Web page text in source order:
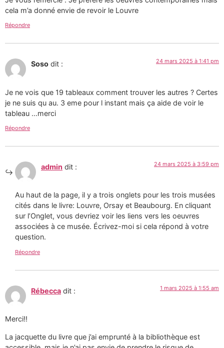
cela m’a donné envie de revoir le Louvre
Répondre
Soso dit : 24 mars 2025 à 1:41 pm
Je ne vois que 19 tableaux comment trouver les autres ? Certes
je ne suis qu au. 3 eme pour l instant mais ça aide de voir le
tableau …merci
Répondre
admin dit : 24 mars 2025 à 3:59 pm
Au haut de la page, il y a trois onglets pour les trois musées
cités dans le livre: Louvre, Orsay et Beaubourg. En cliquant
sur l’Onglet, vous devriez voir les liens vers les oeuvres
associées à ce musée. Écrivez-moi si cela répond à votre
question.
Répondre
Rébecca dit : 1 mars 2025 à 1:55 am
Merci!!
La jacquette du livre que j’ai emprunté à la bibliothèque est